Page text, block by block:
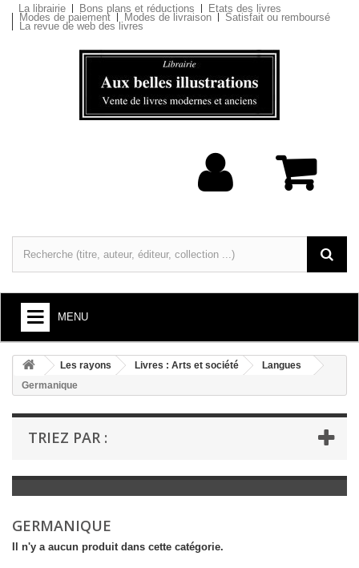
La librairie Bons plans et réductions Etats des livres
Modes de paiement Modes de livraison Satisfait ou remboursé
La revue de web des livres
MENU
+
LIVRES : ARTS ET SOCIÉTÉ
+
LIVRES : LITTÉRATURE
+
LIVRES : JEUNESSE
LIVRES ANCIENS AVANT 1900
Les rayons Livres : Arts et société
Langues
Germanique
TRIEZ PAR :
GERMANIQUE
Il n'y a aucun produit dans cette catégorie.